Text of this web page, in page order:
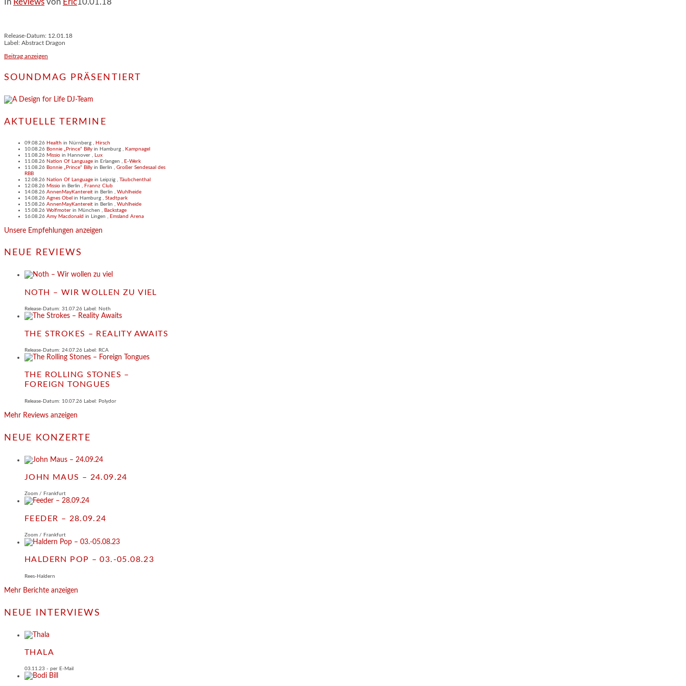
Release-Datum: 12.01.18
Label: Abstract Dragon
Beitrag anzeigen
SOUNDMAG PRÄSENTIERT
AKTUELLE TERMINE
09.08.26 Health in Nürnberg
Hirsch
10.08.26 Bonnie „Prince“ Billy in Hamburg
Kampnagel
11.08.26 Missio in Hannover
Lux
11.08.26 Nation Of Language in Erlangen
E-Werk
11.08.26 Bonnie „Prince“ Billy in Berlin
Großer Sendesaal des
RBB
12.08.26 Nation Of Language in Leipzig
Täubchenthal
12.08.26 Missio in Berlin
Frannz Club
14.08.26 AnnenMayKantereit in Berlin
Wuhlheide
14.08.26 Agnes Obel in Hamburg
Stadtpark
15.08.26 AnnenMayKantereit in Berlin
Wuhlheide
15.08.26 Wolfmoter in München
Backstage
16.08.26 Amy Macdonald in Lingen Emsland Arena
Unsere Empfehlungen anzeigen
NEUE REVIEWS
NOTH – WIR WOLLEN ZU VIEL
Release-Datum: 31.07.26 Label: Noth
THE STROKES – REALITY AWAITS
Release-Datum: 24.07.26 Label: RCA
THE ROLLING STONES –
FOREIGN TONGUES
Release-Datum: 10.07.26 Label: Polydor
Mehr Reviews anzeigen
NEUE KONZERTE
JOHN MAUS – 24.09.24
Zoom / Frankfurt
FEEDER – 28.09.24
Zoom / Frankfurt
HALDERN POP – 03.-05.08.23
Rees-Haldern
Mehr Berichte anzeigen
NEUE INTERVIEWS
THALA
03.11.23 - per E-Mail